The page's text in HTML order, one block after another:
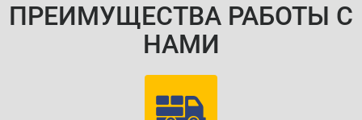
ПРЕИМУЩЕСТВА РАБОТЫ С
НАМИ